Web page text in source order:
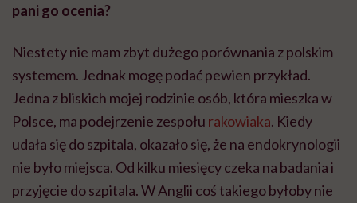
pani go ocenia?
Niestety nie mam zbyt dużego porównania z polskim
systemem. Jednak mogę podać pewien przykład.
Jedna z bliskich mojej rodzinie osób, która mieszka w
Polsce, ma podejrzenie zespołu rakowiaka. Kiedy
udała się do szpitala, okazało się, że na endokrynologii
nie było miejsca. Od kilku miesięcy czeka na badania i
przyjęcie do szpitala. W Anglii coś takiego byłoby nie